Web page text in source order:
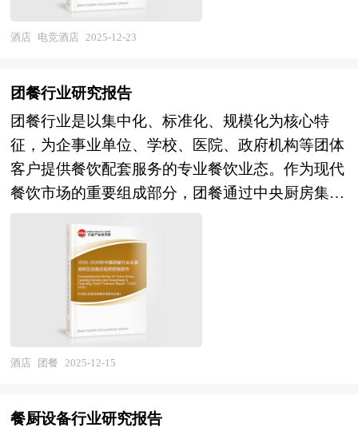
境、市场分析（市场规模、市场结构、市场特点
等）、竞争分析（行业集中度、竞争格局、竞争组
代品和互补品分析、行业主导驱动因素、行业渠道
分析、行业赢利能力、行业成长性、行业偿债能
力、行业营运能力、餐饮供应链行业重点企业分
析、子行业分析、区域市场分析、行业风险分析、
行业发展前景预测及相关的经营、投资建议等。报
统，真实准确地反映了我国餐饮供应链行业的市场
发展现状和未来发展趋势。 本研究咨询报告由中
研普华咨询公司领衔撰写，在大量周密的市场调研
基础上，主要依据了国家统计局、国家商务部、国
家发改委、国家经济信息中心、国务院发展研究中
心、全国商业信息中心、中国经济景气监测中心、
料。对我国餐饮供应链行业作了详尽深入的分析，
等增值服务。产业链结构已初步成型，上游聚焦电
竞设备制造与游戏内容IP授权，中游涵盖酒店品牌
上OTA平台与线下社群触达Z世代核心消费群体。
至融合数字互动、IP主题与社交生态的3.0时代，产
品形态从单体门店向连锁品牌、从住宿功能向生活
方式体验平台升级。 未来，中国电竞酒店行业将
迎来政策红利与市场需求共振的战略机遇期，发展
前景与投资潜力巨大。需求端，Z世代作为"网生
代"成为消费主力军，其将电竞娱乐作为社交刚需
与生活方式的特性，将持续驱动市场扩容；电竞产
业体育化、大众化、国际化进程深化，顶级赛事常
态化举办将带动赛事主题酒店与观赛旅游消费；家
庭用户对亲子电竞、健康游戏引导的需求也将催生
细分赛道。政策端，国家"十四五"文化产业发展规
地方政府陆续出台低空经济、数字文旅专项政策，
酒店 电竞酒店 2025-12-23
团餐行业研究报告
团餐行业是以集中化、标准化、规模化为核心特
征，为企事业单位、学校、医院、政府机构等团体
客户提供餐饮配套服务的专业餐饮业态。作为现代
餐饮市场的重要组成部分，团餐通过中央厨房集中
实现了从食材采购、加工制作到终端供应的全链条
管控，是保障大规模人群饮食安全、提升用餐效
率、降低管理成本的关键支撑。在"健康中国"战略
与食品安全监管强化的双重背景下，团餐行业被赋
予从传统食堂运营向现代化、智能化餐饮服务商转
型的战略使命，其发展水平直接关系到国民营养健
处于从粗放式增长向精细化运营深刻变革的关键阶
酒店 团餐 2025-12-15
餐厨设备行业研究报告